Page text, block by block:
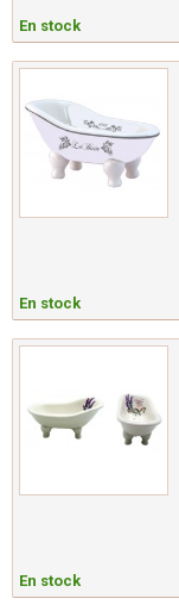
En stock
En stock
En stock